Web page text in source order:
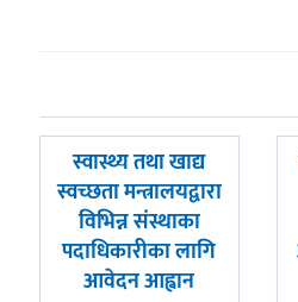
पछिल्लाे
-
स्वास्थ्य तथा खाद्य
स्वच्छता मन्त्रालयद्वारा
विभिन्न संस्थाका
पदाधिकारीका लागि
आवेदन आह्वान